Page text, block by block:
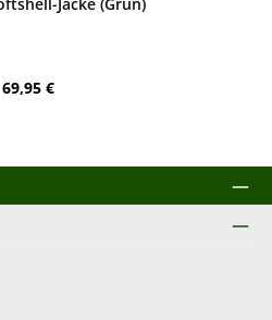
Regulärer Preis:
69,95 €